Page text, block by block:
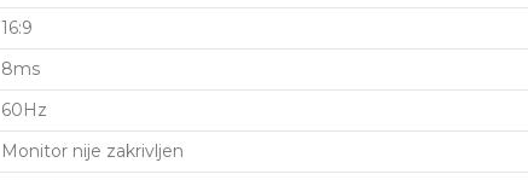
16:9
8ms
60Hz
Monitor nije zakrivljen